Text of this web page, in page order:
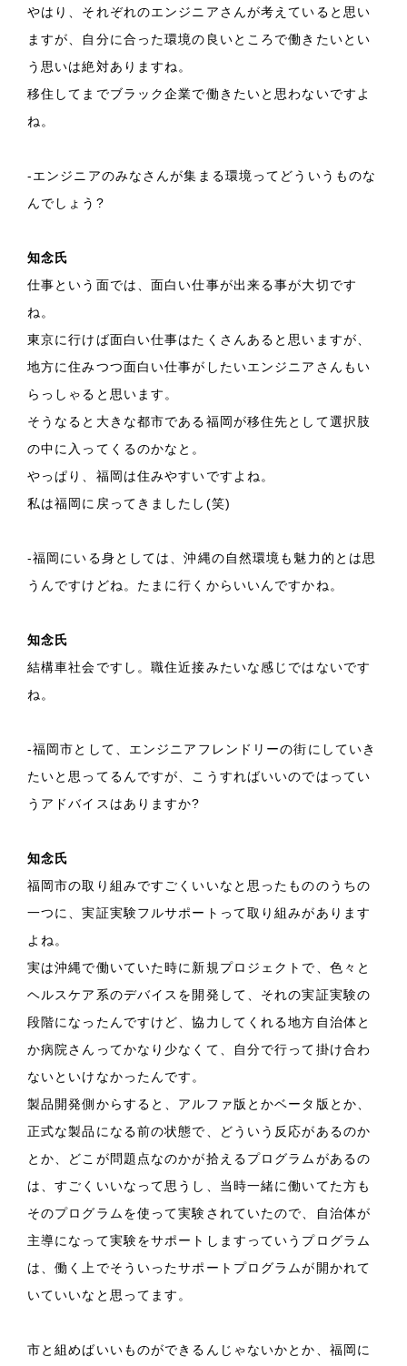
やはり、それぞれのエンジニアさんが考えていると思い
ますが、自分に合った環境の良いところで働きたいとい
う思いは絶対ありますね。
移住してまでブラック企業で働きたいと思わないですよ
ね。
-エンジニアのみなさんが集まる環境ってどういうものな
んでしょう?
知念氏
仕事という面では、面白い仕事が出来る事が大切です
ね。
東京に行けば面白い仕事はたくさんあると思いますが、
地方に住みつつ面白い仕事がしたいエンジニアさんもい
らっしゃると思います。
そうなると大きな都市である福岡が移住先として選択肢
の中に入ってくるのかなと。
やっぱり、福岡は住みやすいですよね。
私は福岡に戻ってきましたし(笑)
-福岡にいる身としては、沖縄の自然環境も魅力的とは思
うんですけどね。たまに行くからいいんですかね。
知念氏
結構車社会ですし。職住近接みたいな感じではないです
ね。
-福岡市として、エンジニアフレンドリーの街にしていき
たいと思ってるんですが、こうすればいいのではってい
うアドバイスはありますか?
知念氏
福岡市の取り組みですごくいいなと思ったもののうちの
一つに、実証実験フルサポートって取り組みがあります
よね。
実は沖縄で働いていた時に新規プロジェクトで、色々と
ヘルスケア系のデバイスを開発して、それの実証実験の
段階になったんですけど、協力してくれる地方自治体と
か病院さんってかなり少なくて、自分で行って掛け合わ
ないといけなかったんです。
製品開発側からすると、アルファ版とかベータ版とか、
正式な製品になる前の状態で、どういう反応があるのか
とか、どこが問題点なのかが拾えるプログラムがあるの
は、すごくいいなって思うし、当時一緒に働いてた方も
そのプログラムを使って実験されていたので、自治体が
主導になって実験をサポートしますっていうプログラム
は、働く上でそういったサポートプログラムが開かれて
いていいなと思ってます。
市と組めばいいものができるんじゃないかとか、福岡に